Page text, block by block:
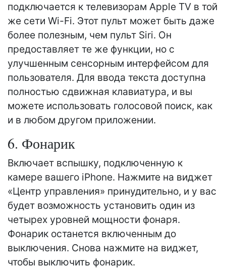
подключается к телевизорам Apple TV в той
же сети Wi-Fi. Этот пульт может быть даже
более полезным, чем пульт Siri. Он
предоставляет те же функции, но с
улучшенным сенсорным интерфейсом для
пользователя. Для ввода текста доступна
полностью сдвижная клавиатура, и вы
можете использовать голосовой поиск, как
и в любом другом приложении.
6. Фонарик
Включает вспышку, подключенную к
камере вашего iPhone. Нажмите на виджет
«Центр управления» принудительно, и у вас
будет возможность установить один из
четырех уровней мощности фонаря.
Фонарик останется включенным до
выключения. Снова нажмите на виджет,
чтобы выключить фонарик.